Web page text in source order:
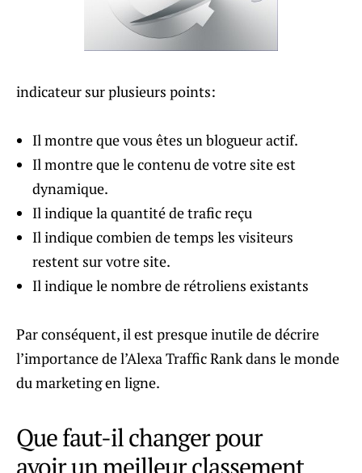
indicateur sur plusieurs points:
Il montre que vous êtes un blogueur actif.
Il montre que le contenu de votre site est
dynamique.
Il indique la quantité de trafic reçu
Il indique combien de temps les visiteurs
restent sur votre site.
Il indique le nombre de rétroliens existants
Par conséquent, il est presque inutile de décrire
l’importance de l’Alexa Traffic Rank dans le monde
du marketing en ligne.
Que faut-il changer pour
avoir un meilleur classement